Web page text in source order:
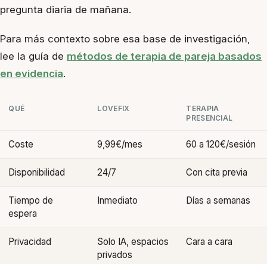
pregunta diaria de mañana.
Para más contexto sobre esa base de investigación,
lee la guía de métodos de terapia de pareja basados
en evidencia.
QUÉ LOVEFIX
TERAPIA
PRESENCIAL
Coste 9,99€/mes 60 a 120€/sesión
Disponibilidad 24/7 Con cita previa
Tiempo de
espera
Inmediato Días a semanas
Privacidad
Solo IA, espacios
privados
Cara a cara